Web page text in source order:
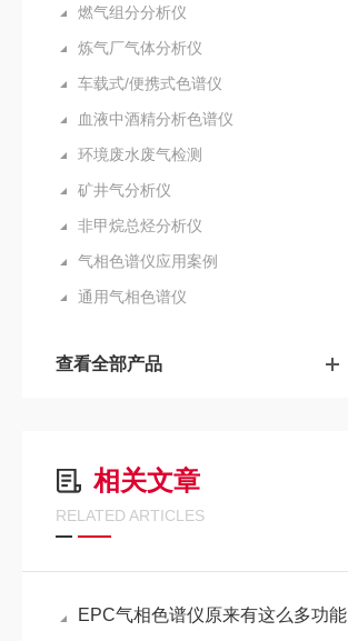
燃气组分分析仪
炼气厂气体分析仪
车载式/便携式色谱仪
血液中酒精分析色谱仪
环境废水废气检测
矿井气分析仪
非甲烷总烃分析仪
气相色谱仪应用案例
通用气相色谱仪
查看全部产品
相关文章
RELATED ARTICLES
EPC气相色谱仪原来有这么多功能